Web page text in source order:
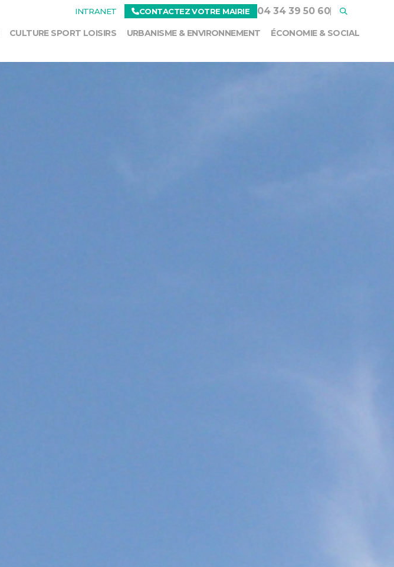
CULTURE SPORT LOISIRS URBANISME & ENVIRONNEMENT ÉCONOMIE & SOCIAL
INTRANET CONTACTEZ VOTRE MAIRIE 04 34 39 50 60